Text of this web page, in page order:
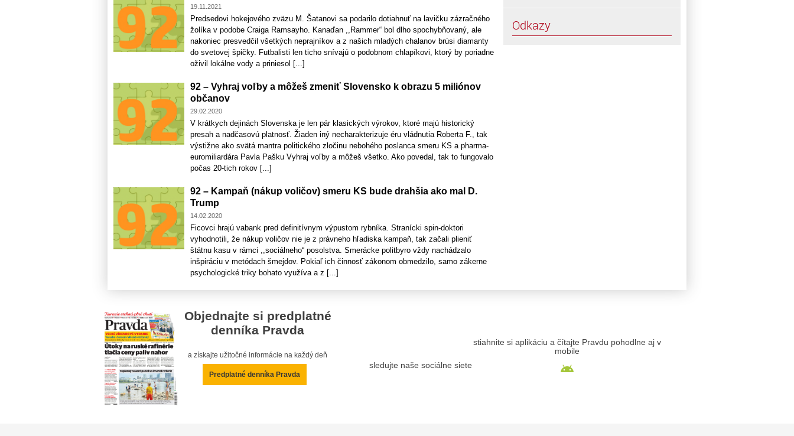
19.11.2021
Predsedovi hokejového zväzu M. Šatanovi sa podarilo dotiahnuť na lavičku zázračného
žolíka v podobe Craiga Ramsayho. Kanaďan ,,Rammer“ bol dlho spochybňovaný, ale
nakoniec presvedčil všetkých neprajníkov a z našich mladých chalanov brúsi diamanty
do svetovej špičky. Futbalisti len ticho snívajú o podobnom chlapíkovi, ktorý by poriadne
oživil lokálne vody a priniesol [...]
92 – Vyhraj voľby a môžeš zmeniť Slovensko k obrazu 5 miliónov
občanov
29.02.2020
V krátkych dejinách Slovenska je len pár klasických výrokov, ktoré majú historický
presah a nadčasovú platnosť. Žiaden iný necharakterizuje éru vládnutia Roberta F., tak
výstižne ako svätá mantra politického zločinu nebohého poslanca smeru KS a pharma-
euromiliardára Pavla Pašku Vyhraj voľby a môžeš všetko. Ako povedal, tak to fungovalo
počas 20-tich rokov [...]
92 – Kampaň (nákup voličov) smeru KS bude drahšia ako mal D.
Trump
14.02.2020
Ficovci hrajú vabank pred definitívnym výpustom rybníka. Stranícki spin-doktori
vyhodnotili, že nákup voličov nie je z právneho hľadiska kampaň, tak začali plieniť
štátnu kasu v rámci ,,sociálneho“ posolstva. Smerácke politbyro vždy nachádzalo
inšpiráciu v metódach šmejdov. Pokiaľ ich činnosť zákonom obmedzilo, samo zákerne
psychologické triky bohato využíva a z [...]
Odkazy
Objednajte si predplatné
denníka Pravda
a získajte užitočné informácie na každý deň
Predplatné denníka Pravda
sledujte naše sociálne siete
stiahnite si aplikáciu a čítajte Pravdu pohodlne aj v
mobile